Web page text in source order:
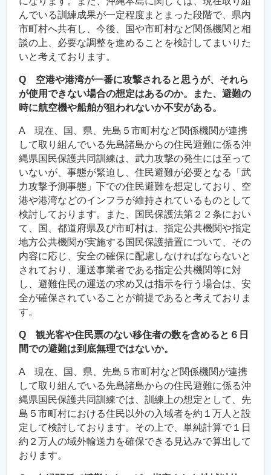
んでいる訓練成果が一定程度まとまった段階で、県内
市町村へ共有し、今後、国や市町村など関係機関と相
談の上、必要な調整を進めることを検討してまいりた
いと考えております。
Q 空港や港湾が一番に攻撃されると思うが、それら
が使用できない場合の想定はあるのか。また、避難の
時に航空機や船舶が狙われないか不安がある。
A 現在、国、県、先島５市町村など関係機関が連携
して取り組んでいる先島諸島からの住民避難に係る沖
縄県国民保護共同訓練は、武力攻撃の発生には至って
いないが、事態が緊迫し、住民避難が必要となる「武
力攻撃予測事態」下での住民避難を想定しており、空
港や港湾などのインフラが維持されているものとして
検討しております。また、国民保護法第２２条におい
て、国、都道府県及び市町村は、指定公共機関や指定
地方公共機関が実施する国民保護措置について、その
内容に応じ、安全の確保に配慮しなければならないと
されており、運送事業者である指定公共機関等に対
し、避難住民の運送の求め又は指示を行う場合は、安
全が確保されていることが前提であると考えておりま
す。
Q 観光客や住民票のない移住者の数を含めると６日
間での避難は到底無理ではないか。
A 現在、国、県、先島５市町村など関係機関が連携
して取り組んでいる先島諸島からの住民避難に係る沖
縄県国民保護共同訓練では、訓練上の想定として、先
島５市町村における住民以外の入域者を約１万人と設
定して検討しております。その上で、単純計算で１日
約２万人の域外輸送力を確保できる見込みで算出して
おります。